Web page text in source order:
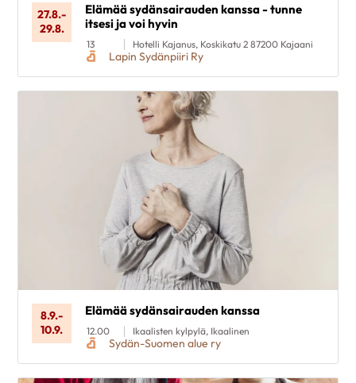
Rensa valen
27.8.-
29.8.
Elämää sydänsairauden kanssa - tunne
itsesi ja voi hyvin
13 Hotelli Kajanus, Koskikatu 2 87200 Kajaani
Lapin Sydänpiiri Ry
8.9.-
10.9.
Elämää sydänsairauden kanssa
12.00 Ikaalisten kylpylä, Ikaalinen
Sydän-Suomen alue ry